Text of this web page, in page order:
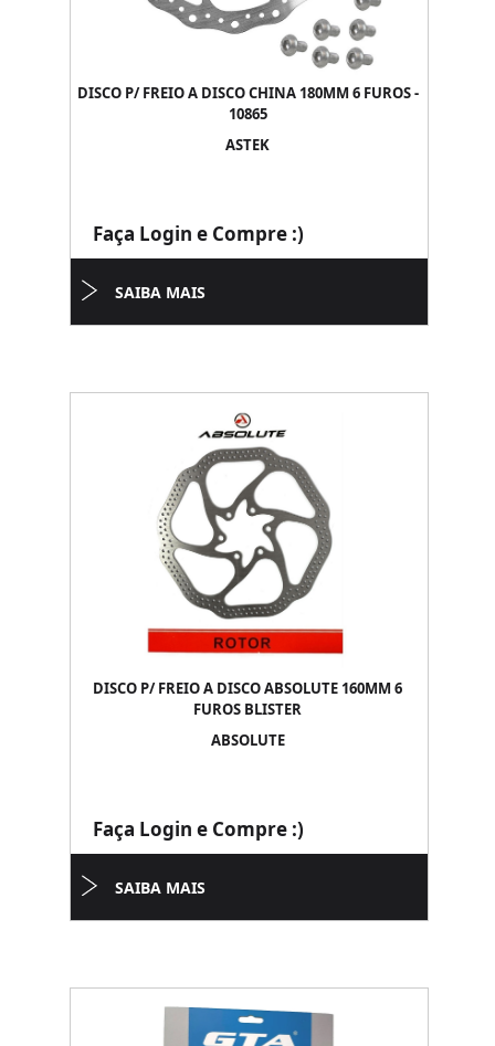
DISCO P/ FREIO A DISCO CHINA 180MM 6 FUROS -
10865
ASTEK
Faça Login e Compre :)
SAIBA MAIS
DISCO P/ FREIO A DISCO ABSOLUTE 160MM 6
FUROS BLISTER
ABSOLUTE
Faça Login e Compre :)
SAIBA MAIS